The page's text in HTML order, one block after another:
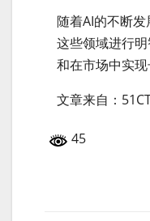
随着AI的不断
这些领域进行
和在市场中实现
文章来自：
45